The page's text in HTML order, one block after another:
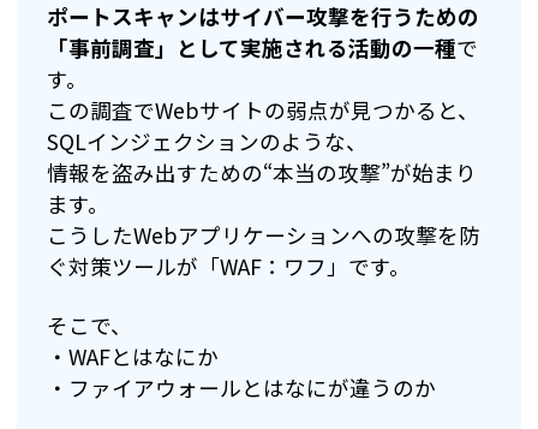
ポートスキャンはサイバー攻撃を行うための
「事前調査」として実施される活動の一種で
す。
この調査でWebサイトの弱点が見つかると、
SQLインジェクションのような、
情報を盗み出すための“本当の攻撃”が始まり
ます。
こうしたWebアプリケーションへの攻撃を防
ぐ対策ツールが「WAF：ワフ」です。
そこで、
・WAFとはなにか
・ファイアウォールとはなにが違うのか